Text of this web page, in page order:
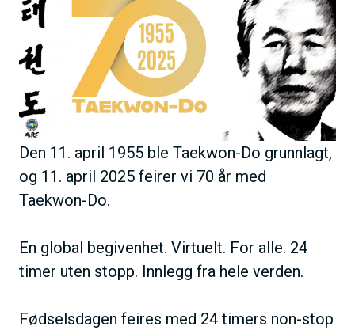
i
d
Den 11. april 1955 ble Taekwon-Do grunnlagt,
og 11. april 2025 feirer vi 70 år med
Taekwon-Do.
En global begivenhet. Virtuelt. For alle. 24
timer uten stopp. Innlegg fra hele verden.
Fødselsdagen feires med 24 timers non-stop